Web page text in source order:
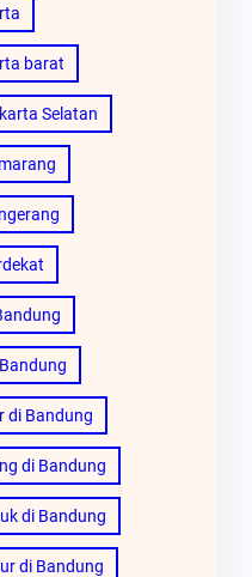
barat
Selatan
di Bandung
di Bandung
di Bandung
di Bandung